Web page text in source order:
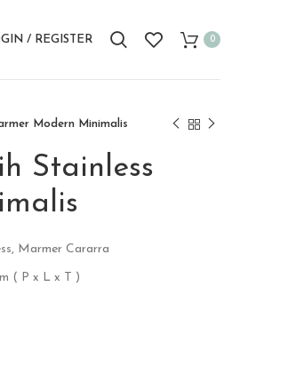
/ REGISTER 0
Modern Minimalis
Stainless
Marmer Cararra
( P x L x T )